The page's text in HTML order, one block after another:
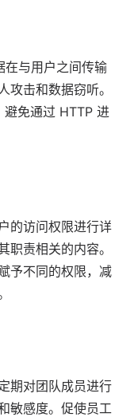
在与用户之间传输
攻击和数据窃听。
免通过 HTTP 进
的访问权限进行详
职责相关的内容。
予不同的权限，减
期对团队成员进行
敏感度。促使员工